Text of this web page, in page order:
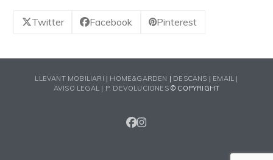
Twitter Facebook Pinterest
LLEVANT MOBILIARI | HOME&GARDEN | DESCANS | EMAIL |
AVISO LEGAL | P. DEVOLUCIONES © COPYRIGHT
FACEBOOK
INSTAGRAM